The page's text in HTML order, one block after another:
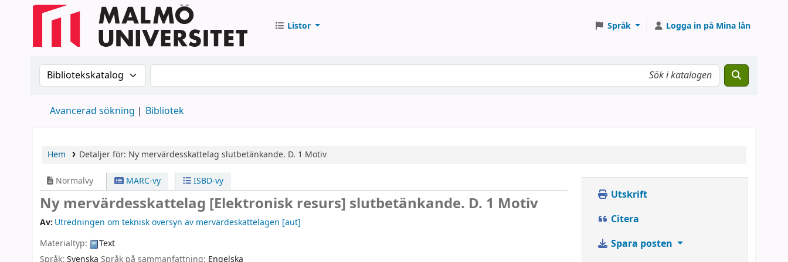
Listor Språk Logga in på Mina lån
Sök i katalogen efter:Sök i katalogen
Avancerad sökning Bibliotek
Hem Detaljer för: Ny mervärdesskattelag slutbetänkande. D. 1 Motiv
Normalvy MARC-vy ISBD-vy
Ny mervärdesskattelag [Elektronisk resurs] slutbetänkande. D. 1 Motiv
Av: Utredningen om teknisk översyn av mervärdeskattelagen [aut]
Materialtyp:
Text
Språk: Svenska Språk på sammanfattning: Engelska
Utskrift
Citera
Spara posten